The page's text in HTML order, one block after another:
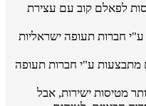
לפאלם קוב עם עצירת
חברות תעופה ישראליות
מתבצעות ע"י חברות תעופה
מטיסות ישירות, אבל